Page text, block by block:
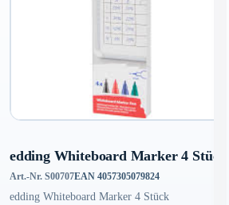
edding Whiteboard Marker 4 Stück
Art.-Nr. S00707EAN 4057305079824
edding Whiteboard Marker 4 Stück